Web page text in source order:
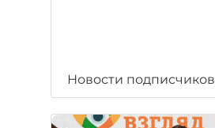
Новости подписчиков